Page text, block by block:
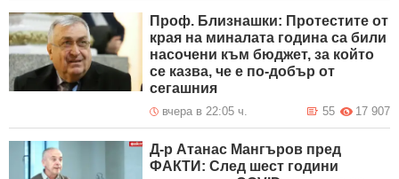
Проф. Близнашки: Протестите от
края на миналата година са били
насочени към бюджет, за който
се казва, че е по-добър от
сегашния
вчера в 22:05 ч. 17 907
55
Д-р Атанас Мангъров пред
ФАКТИ: След шест години